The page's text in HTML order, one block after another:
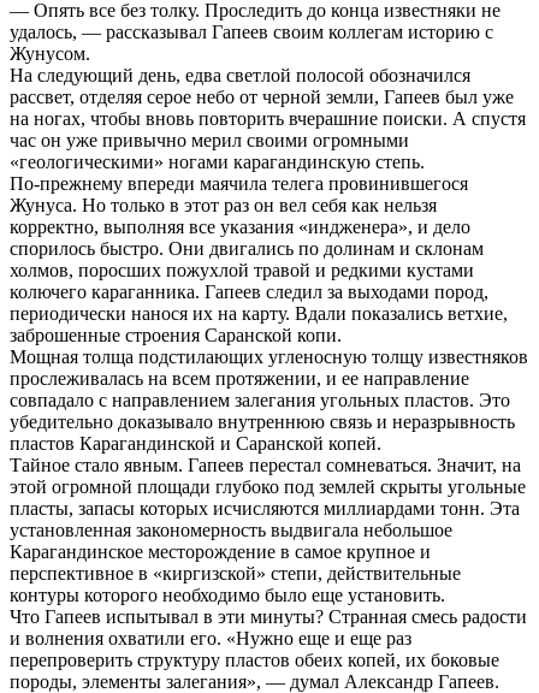
— Опять все без толку. Проследить до конца известняки не
удалось, — рассказывал Гапеев своим коллегам историю с
Жунусом.
На следующий день, едва светлой полосой обозначился
рассвет, отделяя серое небо от черной земли, Гапеев был уже
на ногах, чтобы вновь повторить вчерашние поиски. А спустя
час он уже привычно мерил своими огромными
«геологическими» ногами карагандинскую степь.
По-прежнему впереди маячила телега провинившегося
Жунуса. Но только в этот раз он вел себя как нельзя
корректно, выполняя все указания «индженера», и дело
спорилось быстро. Они двигались по долинам и склонам
холмов, поросших пожухлой травой и редкими кустами
колючего караганника. Гапеев следил за выходами пород,
периодически нанося их на карту. Вдали показались ветхие,
заброшенные строения Саранской копи.
Мощная толща подстилающих угленосную толщу известняков
прослеживалась на всем протяжении, и ее направление
совпадало с направлением залегания угольных пластов. Это
убедительно доказывало внутреннюю связь и неразрывность
пластов Карагандинской и Саранской копей.
Тайное стало явным. Гапеев перестал сомневаться. Значит, на
этой огромной площади глубоко под землей скрыты угольные
пласты, запасы которых исчисляются миллиардами тонн. Эта
установленная закономерность выдвигала небольшое
Карагандинское месторождение в самое крупное и
перспективное в «киргизской» степи, действительные
контуры которого необходимо было еще установить.
Что Гапеев испытывал в эти минуты? Странная смесь радости
и волнения охватили его. «Нужно еще и еще раз
перепроверить структуру пластов обеих копей, их боковые
породы, элементы залегания», — думал Александр Гапеев.